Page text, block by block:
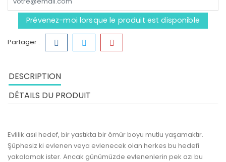
Prévenez-moi lorsque le produit est disponible
Partager :
DESCRIPTION
DÉTAILS DU PRODUIT
Evlilik asıl hedef, bir yastıkta bir ömür boyu mutlu yaşamaktır.
Şüphesiz ki evlenen veya evlenecek olan herkes bu hedefi
yakalamak ister. Ancak günümüzde evlenenlerin pek azı bu